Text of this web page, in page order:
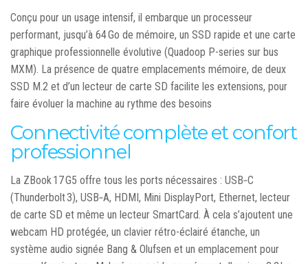
Conçu pour un usage intensif, il embarque un processeur
performant, jusqu’à 64 Go de mémoire, un SSD rapide et une carte
graphique professionnelle évolutive (Quadoop P-series sur bus
MXM). La présence de quatre emplacements mémoire, de deux
SSD M.2 et d’un lecteur de carte SD facilite les extensions, pour
faire évoluer la machine au rythme des besoins
Connectivité complète et confort
professionnel
La ZBook 17 G5 offre tous les ports nécessaires : USB‑C
(Thunderbolt 3), USB‑A, HDMI, Mini DisplayPort, Ethernet, lecteur
de carte SD et même un lecteur SmartCard. À cela s’ajoutent une
webcam HD protégée, un clavier rétro-éclairé étanche, un
système audio signée Bang & Olufsen et un emplacement pour